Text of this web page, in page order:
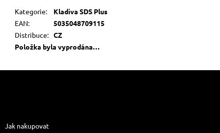
Kategorie:
Kladiva SDS Plus
EAN:
5035048709115
Distribuce: CZ
Položka byla vyprodána…
Jak nakupovat